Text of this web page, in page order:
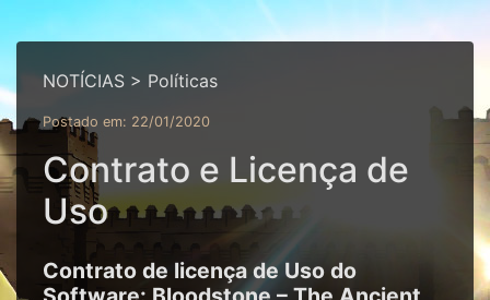
NOTÍCIAS > Políticas
Postado em: 22/01/2020
Contrato e Licença de
Uso
Contrato de licença de Uso do